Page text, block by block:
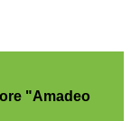
"Amadeo